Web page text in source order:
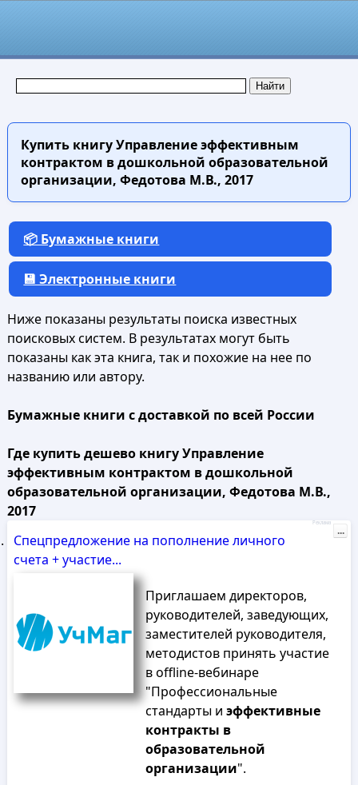
Купить книгуУправление эффективным
контрактом в дошкольной образовательной
организации, Федотова М.В., 2017
📦 Бумажные книги
💾 Электронные книги
Ниже показаны результаты поиска известных
поисковых систем. В результатах могут быть
показаны как эта книга, так и похожие на нее по
названию или автору.
Бумажные книги с доставкой по всей России
Где купить дешево книгу Управление
эффективным контрактом в дошкольной
образовательной организации, Федотова М.В.,
2017
Спецпредложение на пополнение личного
счета + участие...
Приглашаем директоров,
руководителей, заведующих,
заместителей руководителя,
методистов принять участие
в offline-вебинаре
"Профессиональные
стандарты и эффективные
контракты в
образовательной
организации".
Реклама
...